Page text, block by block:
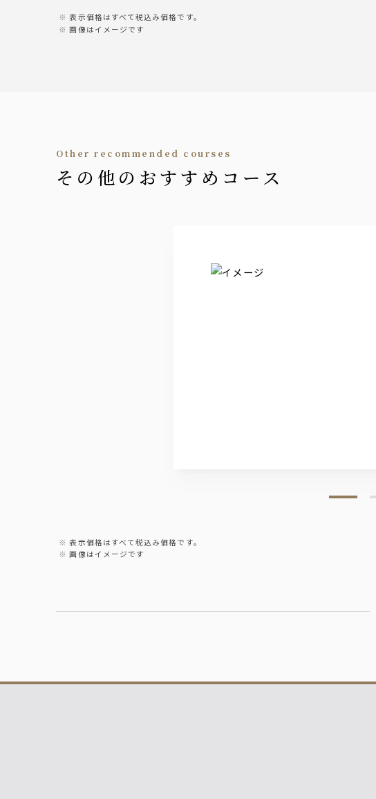
トマトサワー
柚子サワー
★旬のはしり『夏酒』2種
黒獅子（熱燗）
表示価格はすべて税込み価格です。
画像はイメージです
other recommended courses
その他のおすすめコース
表示価格はすべて税込み価格です。
画像はイメージです